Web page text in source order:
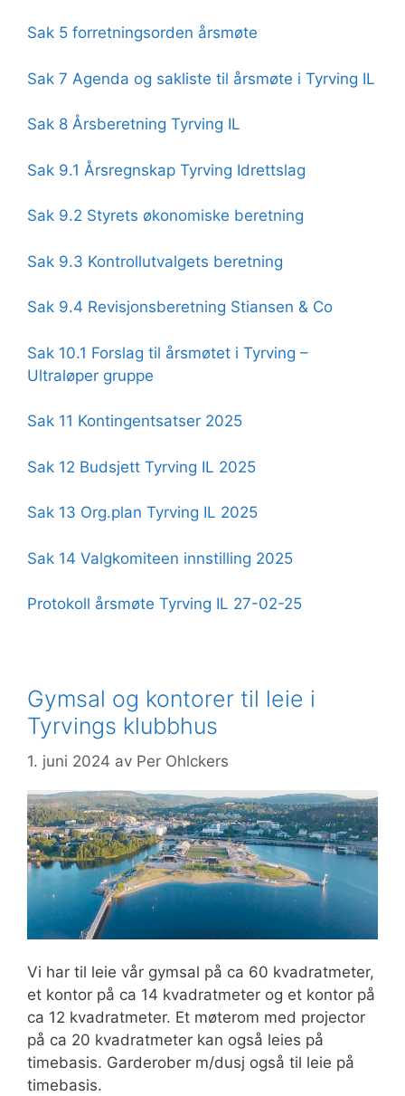
Sak 5 forretningsorden årsmøte
Sak 7 Agenda og sakliste til årsmøte i Tyrving IL
Sak 8 Årsberetning Tyrving IL
Sak 9.1 Årsregnskap Tyrving Idrettslag
Sak 9.2 Styrets økonomiske beretning
Sak 9.3 Kontrollutvalgets beretning
Sak 9.4 Revisjonsberetning Stiansen & Co
Sak 10.1 Forslag til årsmøtet i Tyrving –
Ultraløper gruppe
Sak 11 Kontingentsatser 2025
Sak 12 Budsjett Tyrving IL 2025
Sak 13 Org.plan Tyrving IL 2025
Sak 14 Valgkomiteen innstilling 2025
Protokoll årsmøte Tyrving IL 27-02-25
Gymsal og kontorer til leie i
Tyrvings klubbhus
1. juni 2024 av Per Ohlckers
Vi har til leie vår gymsal på ca 60 kvadratmeter,
et kontor på ca 14 kvadratmeter og et kontor på
ca 12 kvadratmeter. Et møterom med projector
på ca 20 kvadratmeter kan også leies på
timebasis. Garderober m/dusj også til leie på
timebasis.